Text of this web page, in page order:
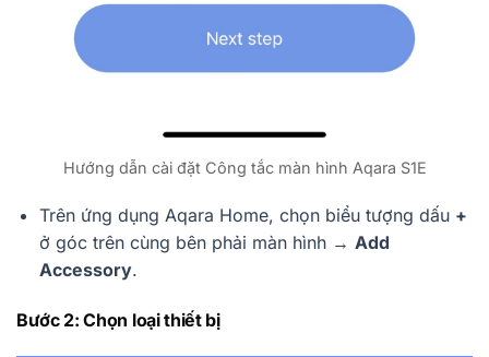
Hướng dẫn cài đặt Công tắc màn hình Aqara S1E
Trên ứng dụng Aqara Home, chọn biểu tượng dấu +
ở góc trên cùng bên phải màn hình → Add
Accessory.
Bước 2: Chọn loại thiết bị